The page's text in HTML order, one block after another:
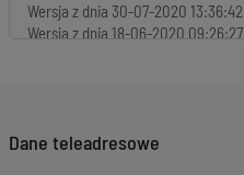
Wersja z dnia 30-07-2020 13:36:42
Wersja z dnia 18-06-2020 09:26:27
Dane teleadresowe